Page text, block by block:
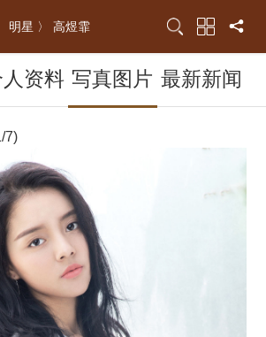
明星 〉 高煜霏
资料 写真图片 最新新闻
7)